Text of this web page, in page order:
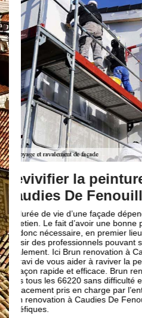
Des conseils
façade avec Brun
La peinture de façade ne peut
quand. En effet, les conditions
convenables, sachez que
conseiller pour avoir de bon
couches de finition sont
peinture de façade. La façade
monde remarque en premier
maison. Mais pour avoir
pensez à faire appel à un
comme Brun renovation pour